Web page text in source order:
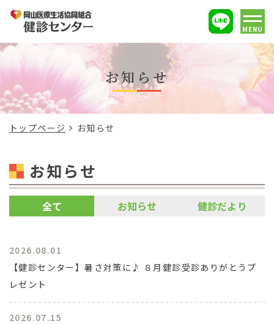
MENU
お知らせ
トップページ お知らせ
お知らせ
全て お知らせ 健診だより
2026.08.01
【健診センター】暑さ対策に♪ ８月健診受診ありがとうプ
レゼント
2026.07.15